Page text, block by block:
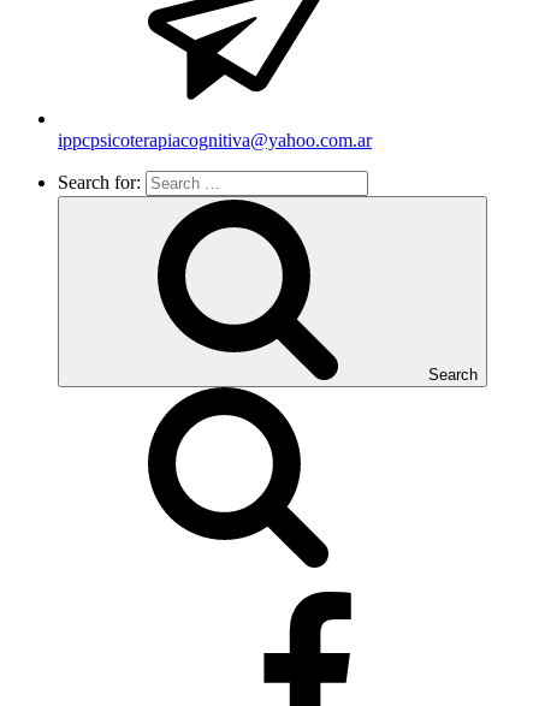
ippcpsicoterapiacognitiva@yahoo.com.ar
Search for:
Search